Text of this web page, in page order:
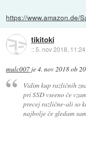
https://www.amazon.de/
tikitoki
::5. nov 2018, 11:24
mulc007 je4. nov 2018 ob
Vidim kup različnih
pri SSD vseeno če
precej različne-ali so
najbolje če gledam